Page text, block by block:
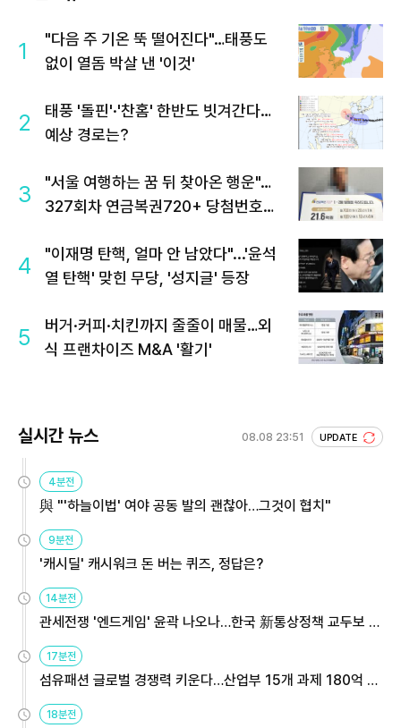
1
"다음 주 기온 뚝 떨어진다"…태풍도
없이 열돔 박살 낸 '이것'
2
태풍 '돌핀'·'찬홈' 한반도 빗겨간다…
예상 경로는?
3
"서울 여행하는 꿈 뒤 찾아온 행운"…
327회차 연금복권720+ 당첨번호조
4
"이재명 탄핵, 얼마 안 남았다"...'윤석
열 탄핵' 맞힌 무당, '성지글' 등장
5
버거·커피·치킨까지 줄줄이 매물…외
식 프랜차이즈 M&A '활기'
실시간 뉴스 08.08 23:51 UPDATE
4분전
與 "'하늘이법' 여야 공동 발의 괜찮아…그것이 협치"
9분전
'캐시딜' 캐시워크 돈 버는 퀴즈, 정답은?
14분전
관세전쟁 '엔드게임' 윤곽 나오나…한국 新통상정책 교두보 활
용해야
17분전
섬유패션 글로벌 경쟁력 키운다…산업부 15개 과제 180억 지
원
18분전